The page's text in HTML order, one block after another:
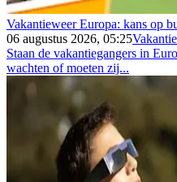
Vakantieweer Europa: kans op
06 augustus 2026, 05:25
Staan de vakantiegangers in
wachten of moeten zij...